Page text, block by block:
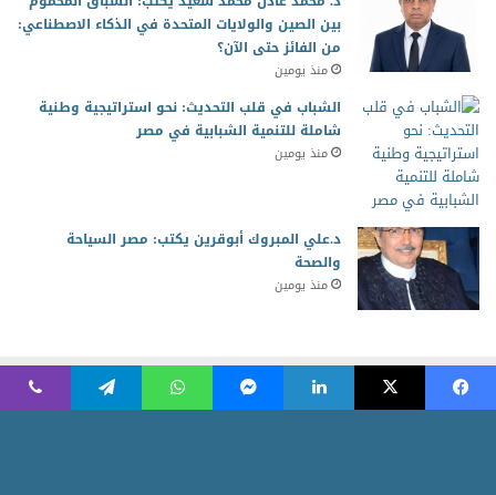
بين الصين والولايات المتحدة في الذكاء الاصطناعي:
من الفائز حتى الآن؟
منذ يومين
الشباب في قلب التحديث: نحو استراتيجية وطنية
شاملة للتنمية الشبابية في مصر
منذ يومين
د.علي المبروك أبوقرين يكتب: مصر السياحة
والصحة
منذ يومين
2026 جميع الحقوق محفوظة للمجلس العربي للمسئولية المجتمعية